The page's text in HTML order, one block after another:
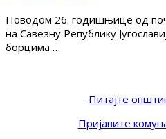
Поводом 26. годишњице од
на Савезну Републику
борцима …
Питајте
Пријавите